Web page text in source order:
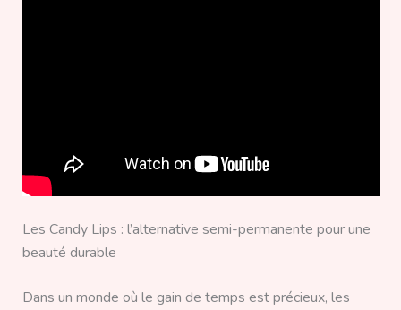
Les Candy Lips : l’alternative semi-permanente pour une
beauté durable
Dans un monde où le gain de temps est précieux, les